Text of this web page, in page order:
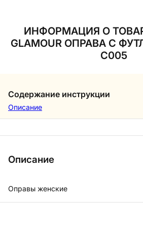
ИНФОРМАЦИЯ О
GLAMOUR ОПРАВА С
C005
Содержание инструкции
Описание
Описание
Оправы женские